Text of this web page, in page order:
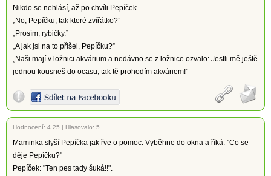
Nikdo se nehlásí, až po chvíli Pepíček.
„No, Pepíčku, tak které zvířátko?”
„Prosím, rybičky.”
„A jak jsi na to přišel, Pepíčku?”
„Naši mají v ložnici akvárium a nedávno se z ložnice ozvalo: Jestli mě ještě
jednou kousneš do ocasu, tak tě prohodím akváriem!”
Hodnocení: 4.25 | Hlasovalo: 5
Maminka slyší Pepíčka jak řve o pomoc. Vyběhne do okna a říká: "Co se
děje Pepíčku?"
Pepíček: "Ten pes tady šuká!!".